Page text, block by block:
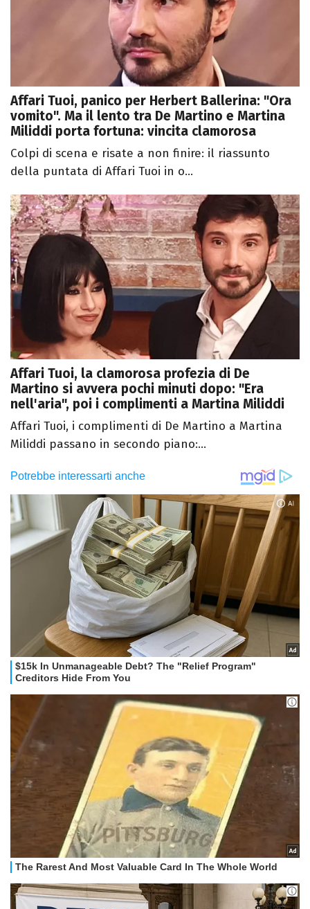
Affari Tuoi, panico per Herbert Ballerina: "Ora
vomito". Ma il lento tra De Martino e Martina
Miliddi porta fortuna: vincita clamorosa
Colpi di scena e risate a non finire: il riassunto
della puntata di Affari Tuoi in o...
Affari Tuoi, la clamorosa profezia di De
Martino si avvera pochi minuti dopo: "Era
nell'aria", poi i complimenti a Martina Miliddi
Affari Tuoi, i complimenti di De Martino a Martina
Miliddi passano in secondo piano:...